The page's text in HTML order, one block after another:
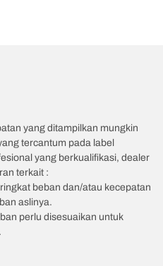
yang ditampilkan mungkin
tercantum pada label
yang berkualifikasi, dealer
terkait :
beban dan/atau kecepatan
aslinya.
perlu disesuaikan untuk